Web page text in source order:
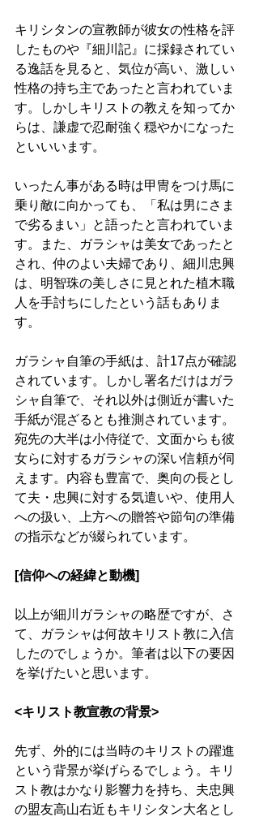
キリシタンの宣教師が彼女の性格を評
したものや『細川記』に採録されてい
る逸話を見ると、気位が高い、激しい
性格の持ち主であったと言われていま
す。しかしキリストの教えを知ってか
らは、謙虚で忍耐強く穏やかになった
といいいます。
いったん事がある時は甲冑をつけ馬に
乗り敵に向かっても、「私は男にさま
で劣るまい」と語ったと言われていま
す。また、ガラシャは美女であったと
され、仲のよい夫婦であり、細川忠興
は、明智珠の美しさに見とれた植木職
人を手討ちにしたという話もありま
す。
ガラシャ自筆の手紙は、計17点が確認
されています。しかし署名だけはガラ
シャ自筆で、それ以外は側近が書いた
手紙が混ざるとも推測されています。
宛先の大半は小侍従で、文面からも彼
女らに対するガラシャの深い信頼が伺
えます。内容も豊富で、奥向の長とし
て夫・忠興に対する気遣いや、使用人
への扱い、上方への贈答や節句の準備
の指示などが綴られています。
[信仰への経緯と動機]
以上が細川ガラシャの略歴ですが、さ
て、ガラシャは何故キリスト教に入信
したのでしょうか。筆者は以下の要因
を挙げたいと思います。
<キリスト教宣教の背景>
先ず、外的には当時のキリストの躍進
という背景が挙げらるでしょう。キリ
スト教はかなり影響力を持ち、夫忠興
の盟友高山右近もキリシタン大名とし